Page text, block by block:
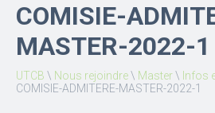
COMISIE-
MASTER-2022-1
UTCB \ Nous rejoindre\ Master\ Infos
COMISIE-ADMITERE-MASTER-2022-1